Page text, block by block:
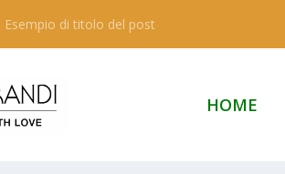
Esempio di titolo del post
HOME